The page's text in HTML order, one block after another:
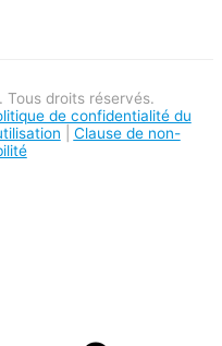
droits réservés.
de confidentialité du
Clause de non-